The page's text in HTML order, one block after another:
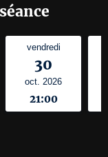
vendredi
30
oct. 2026
21:00